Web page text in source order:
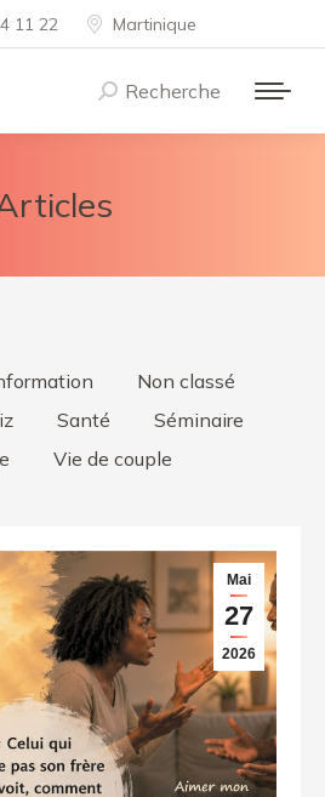
11 22 Martinique
Recherche
:
Recherche
Non classé
Santé
Séminaire
Vie de couple
Mai
27
2026